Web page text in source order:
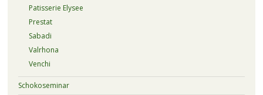
Patisserie Elysee
Prestat
Sabadi
Valrhona
Venchi
Schokoseminar